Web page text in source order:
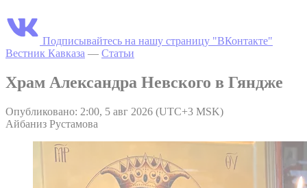
Подписывайтесь на нашу страницу "ВКонтакте"
Вестник Кавказа — Статьи
Храм Александра Невского в Гяндже
Опубликовано: 2:00, 5 авг 2026 (UTC+3 MSK)
Айбаниз Рустамова